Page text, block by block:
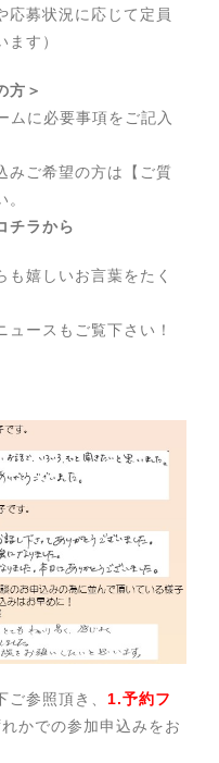
応募状況に応じて定員
す）
方＞
ムに必要事項をご記入
みご希望の方は【ご質
チラから
嬉しいお言葉をたく
ースもご覧下さい！
参照頂き、 1.予約フ
かでの参加申込みをお